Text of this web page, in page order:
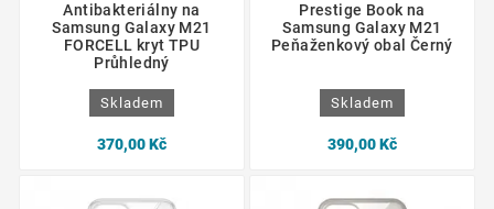
Antibakteriálny na
Samsung Galaxy M21
FORCELL kryt TPU
Průhledný
Skladem
370,00 Kč
Prestige Book na
Samsung Galaxy M21
Peňaženkový obal Černý
Skladem
390,00 Kč